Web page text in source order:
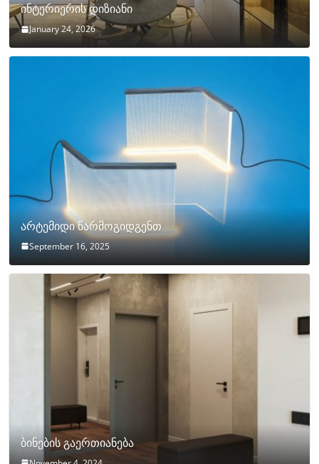
ინტერიერის დიზიანი
January 24, 2026
არტემიდი წარმოგიდგენთ
September 16, 2025
ბინების გაერთიანება